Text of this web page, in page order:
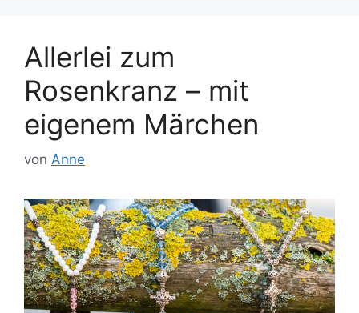
Allerlei zum
Rosenkranz – mit
eigenem Märchen
von Anne